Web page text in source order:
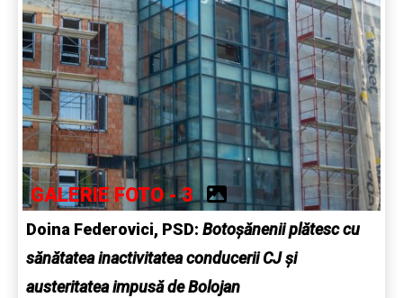
GALERIE FOTO - 3
Doina Federovici, PSD: Botoșănenii plătesc cu
sănătatea inactivitatea conducerii CJ și
austeritatea impusă de Bolojan